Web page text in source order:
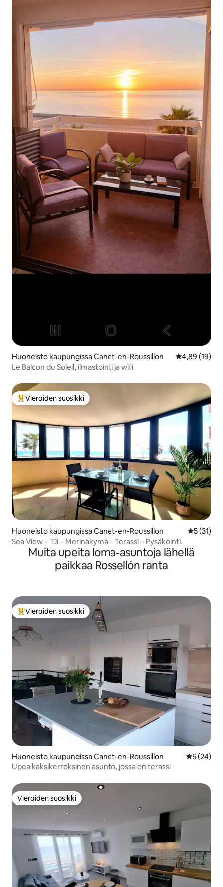
Huoneisto kaupungissa Canet-en-Roussillon
4,89 (19)
Le Balcon du Soleil, ilmastointi ja wifi
Vieraiden suosikkien parhaimmistoa
Vieraiden suosikki
Huoneisto kaupungissa Canet-en-Roussillon
5 (31)
Sea View – T3 – Merinäkymä – Terassi – Pysäköinti.
Muita upeita loma-asuntoja lähellä
paikkaa Rossellón ranta
Vieraiden suosikkien parhaimmistoa
Vieraiden suosikki
Huoneisto kaupungissa Canet-en-Roussillon
5 (24)
Upea kaksikerroksinen asunto, jossa on terassi
Vieraiden suosikki
Vieraiden suosikki